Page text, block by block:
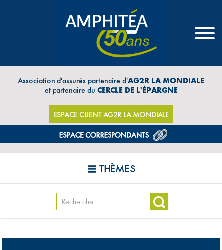
Association d'assurés partenaire d'AG2R LA MONDIALE
et partenaire du CERCLE DE L'ÉPARGNE
ESPACE CLIENT AG2R LA MONDIALE
THÈMES